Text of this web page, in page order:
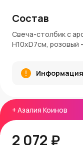
+ Азалия Коинов
2 072 ₽
горения.
Особенности:
Размер: высота
Цвет: розовый —
Аромат: «Белый
Чистое и
Артикул: ZL710PK
Купить
Состав
Свеча-столбик с
H10xD7см, розовый -